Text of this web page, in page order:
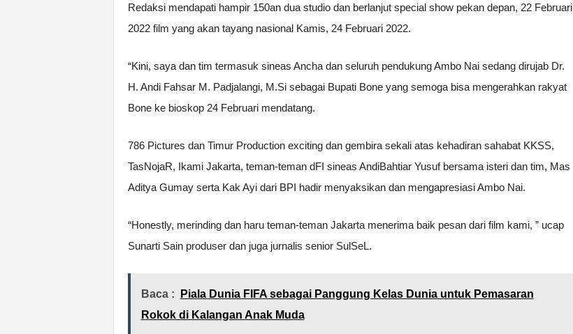
Redaksi mendapati hampir 150an dua studio dan berlanjut special show pekan depan, 22 Februari
2022 film yang akan tayang nasional Kamis, 24 Februari 2022.
“Kini, saya dan tim termasuk sineas Ancha dan seluruh pendukung Ambo Nai sedang dirujab Dr.
H. Andi Fahsar M. Padjalangi, M.Si sebagai Bupati Bone yang semoga bisa mengerahkan rakyat
Bone ke bioskop 24 Februari mendatang.
786 Pictures dan Timur Production exciting dan gembira sekali atas kehadiran sahabat KKSS,
TasNojaR, Ikami Jakarta, teman-teman dFI sineas AndiBahtiar Yusuf bersama isteri dan tim, Mas
Aditya Gumay serta Kak Ayi dari BPI hadir menyaksikan dan mengapresiasi Ambo Nai.
“Honestly, merinding dan haru teman-teman Jakarta menerima baik pesan dari film kami, ” ucap
Sunarti Sain produser dan juga jurnalis senior SulSeL.
Baca :
Piala Dunia FIFA sebagai Panggung Kelas Dunia untuk Pemasaran
Rokok di Kalangan Anak Muda